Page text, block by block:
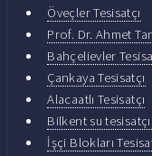
Öveçler Tesisatçı
Prof. Dr. Ahmet
Bahçelievler
Çankaya Tesisatçı
Alacaatlı Tesisatçı
Bilkent su
İşçi Blokları